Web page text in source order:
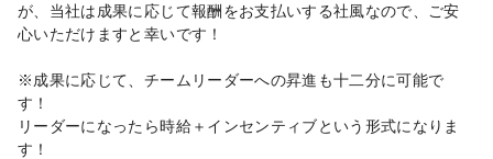
が、当社は成果に応じて報酬をお支払いする社風なので、ご安
心いただけますと幸いです！
※成果に応じて、チームリーダーへの昇進も十二分に可能で
す！
リーダーになったら時給＋インセンティブという形式になりま
す！